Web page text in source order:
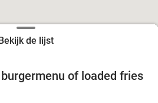
de lijst
39%
of loaded fries